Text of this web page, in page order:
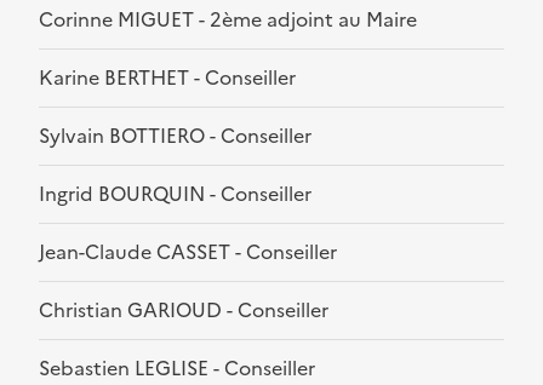
Corinne MIGUET - 2ème adjoint au Maire
Karine BERTHET - Conseiller
Sylvain BOTTIERO - Conseiller
Ingrid BOURQUIN - Conseiller
Jean-Claude CASSET - Conseiller
Christian GARIOUD - Conseiller
Sebastien LEGLISE - Conseiller